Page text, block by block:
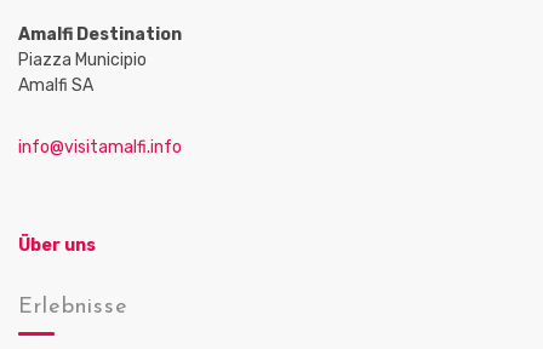
Amalfi Destination
Piazza Municipio
Amalfi SA
info@visitamalfi.info
Über uns
Erlebnisse